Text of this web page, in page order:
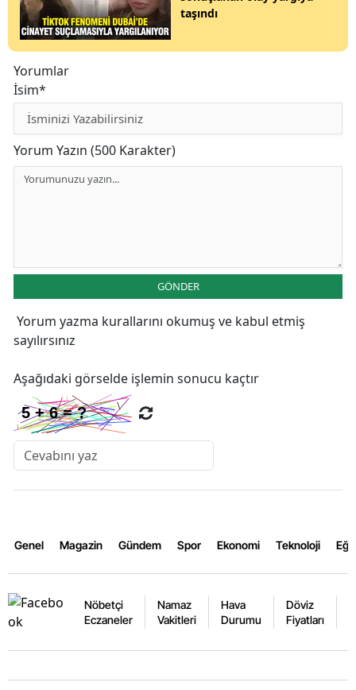
taşındı
Yorumlar
İsim*
Yorum Yazın (500 Karakter)
GÖNDER
Yorum yazma kurallarını okumuş ve kabul etmiş
sayılırsınız
Aşağıdaki görselde işlemin sonucu kaçtır
Genel Magazin Gündem Spor Ekonomi Teknoloji
Nöbetçi
Eczaneler
Namaz
Vakitleri
Hava
Durumu
Döviz
Fiyatları